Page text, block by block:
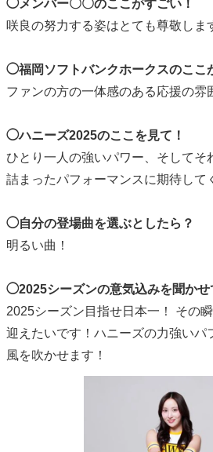
◯メンバー〇〇のここがすごい！
咲良の努力する姿はとても尊敬しま
◯福岡ソフトバンクホークスのここ
ファンの方の一体感のある応援の雰
◯ハニーズ2025のここを見て！
ひとり一人の強いパワー、そしてそ
詰まったパフォーマンスに期待して
◯自分の登場曲を選ぶとしたら？
明るい曲！
◯2025シーズンの意気込みを聞かせ
2025シーズン目指せ日本一！ その
迎えたいです！ハニーズの力強いパ
風を吹かせます！